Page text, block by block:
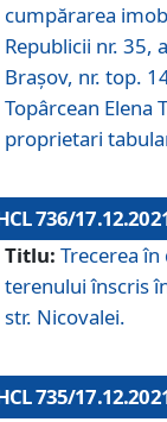
cumpărarea
Republicii nr. 35,
Brașov, nr. top.
Topârcean Elena
proprietari
736/
Titlu: Trecerea
terenului înscris
str. Nicovalei.
735/